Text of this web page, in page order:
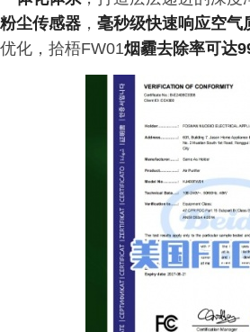
粉尘传感器 ， 毫秒级快速响应空气
优化，拾梧FW01烟霾去除率可达